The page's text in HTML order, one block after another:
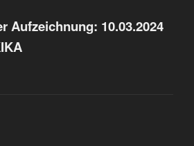
Aufzeichnung: 10.03.2024